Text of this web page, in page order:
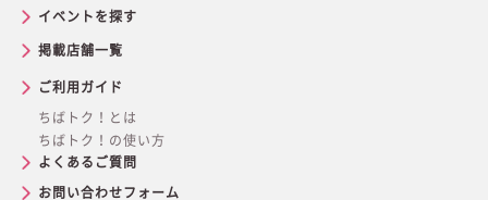
イベントを探す
掲載店舗一覧
ご利用ガイド
ちばトク！とは
ちばトク！の使い方
よくあるご質問
お問い合わせフォーム